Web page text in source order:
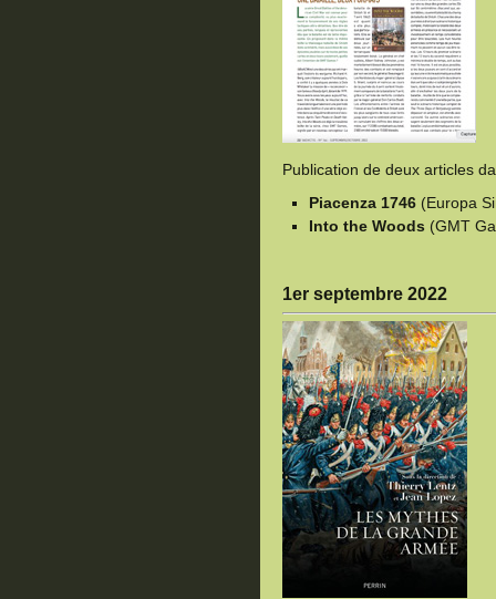
Publication de deux articles
Piacenza 1746 (Europa
Into the Woods (GMT
1er septembre 2022